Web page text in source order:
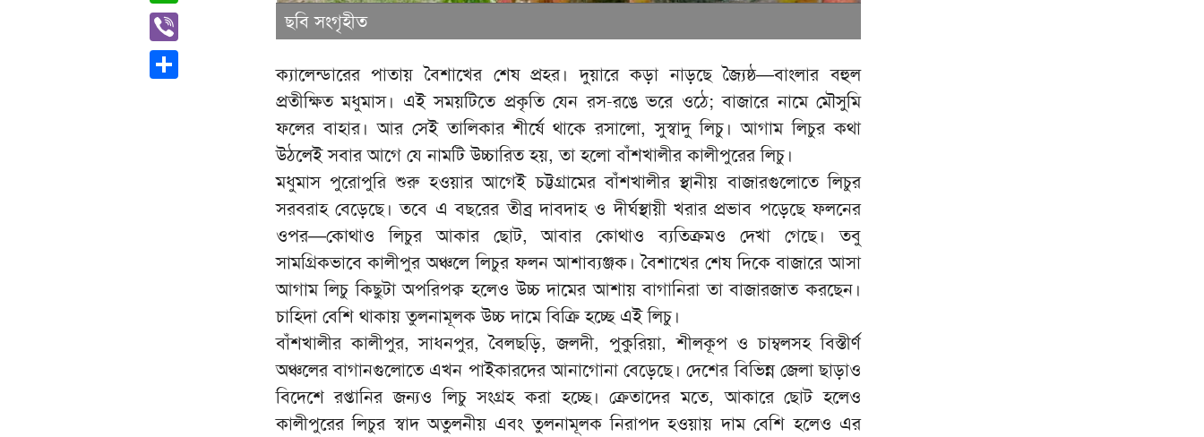
Viber
Share
ছবি সংগৃহীত
ক্যালেন্ডারের পাতায় বৈশাখের শেষ প্রহর। দুয়ারে কড়া নাড়ছে জ্যৈষ্ঠ—বাংলার বহুল
প্রতীক্ষিত মধুমাস। এই সময়টিতে প্রকৃতি যেন রস-রঙে ভরে ওঠে; বাজারে নামে মৌসুমি
ফলের বাহার। আর সেই তালিকার শীর্ষে থাকে রসালো, সুস্বাদু লিচু। আগাম লিচুর কথা
উঠলেই সবার আগে যে নামটি উচ্চারিত হয়, তা হলো বাঁশখালীর কালীপুরের লিচু।
মধুমাস পুরোপুরি শুরু হওয়ার আগেই চট্টগ্রামের বাঁশখালীর স্থানীয় বাজারগুলোতে লিচুর
সরবরাহ বেড়েছে। তবে এ বছরের তীব্র দাবদাহ ও দীর্ঘস্থায়ী খরার প্রভাব পড়েছে ফলনের
ওপর—কোথাও লিচুর আকার ছোট, আবার কোথাও ব্যতিক্রমও দেখা গেছে। তবু
সামগ্রিকভাবে কালীপুর অঞ্চলে লিচুর ফলন আশাব্যঞ্জক। বৈশাখের শেষ দিকে বাজারে আসা
আগাম লিচু কিছুটা অপরিপক্ব হলেও উচ্চ দামের আশায় বাগানিরা তা বাজারজাত করছেন।
চাহিদা বেশি থাকায় তুলনামূলক উচ্চ দামে বিক্রি হচ্ছে এই লিচু।
বাঁশখালীর কালীপুর, সাধনপুর, বৈলছড়ি, জলদী, পুকুরিয়া, শীলকূপ ও চাম্বলসহ বিস্তীর্ণ
অঞ্চলের বাগানগুলোতে এখন পাইকারদের আনাগোনা বেড়েছে। দেশের বিভিন্ন জেলা ছাড়াও
বিদেশে রপ্তানির জন্যও লিচু সংগ্রহ করা হচ্ছে। ক্রেতাদের মতে, আকারে ছোট হলেও
কালীপুরের লিচুর স্বাদ অতুলনীয় এবং তুলনামূলক নিরাপদ হওয়ায় দাম বেশি হলেও এর